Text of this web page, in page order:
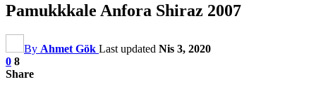
Pamukkkale Anfora Shiraz 2007
By Ahmet Gök Last updated Nis 3, 2020
0 8
Share